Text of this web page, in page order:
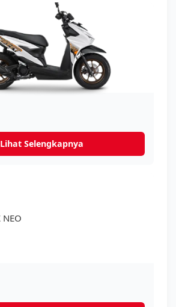
Lihat Selengkapnya